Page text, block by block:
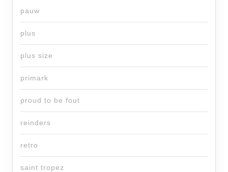
pauw
plus
plus size
primark
proud to be fout
reinders
retro
saint tropez